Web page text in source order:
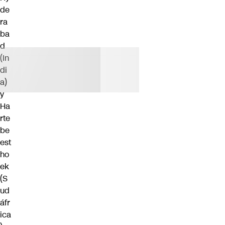
de
ra
ba
d
(In
di
a)
y
Ha
rte
be
est
ho
ek
(S
ud
áfr
ica